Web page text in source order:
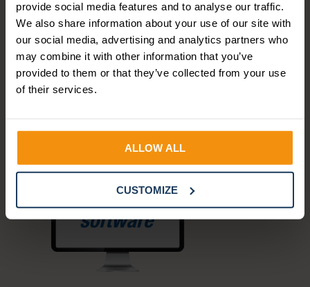
provide social media features and to analyse our traffic.
We also share information about your use of our site with
our social media, advertising and analytics partners who
may combine it with other information that you’ve
provided to them or that they’ve collected from your use
of their services.
ALLOW ALL
CUSTOMIZE
6 haalt!
NAAR DE TICKETTOOL